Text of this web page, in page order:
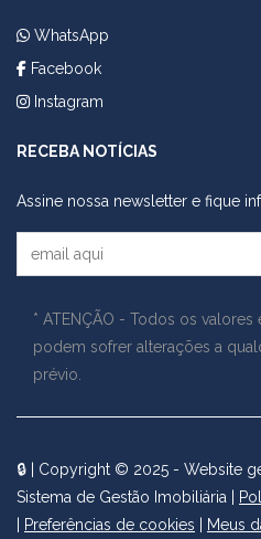
WhatsApp
Facebook
Instagram
RECEBA NOTÍCIAS
Assine nossa newsletter e fique
Seu Email
* ATENÇÃO - Todos os
podem sofrer alterações a
prévio.
🔒 | Copyright © 2025 - Website
Sistema de Gestão Imobiliária
Preferências de cookies Meus